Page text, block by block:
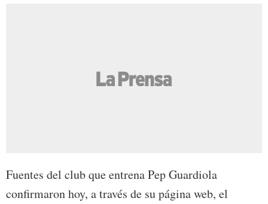
Fuentes del club que entrena Pep Guardiola
confirmaron hoy, a través de su página web, el